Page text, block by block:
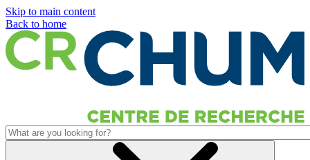
Skip to main content
Back to home